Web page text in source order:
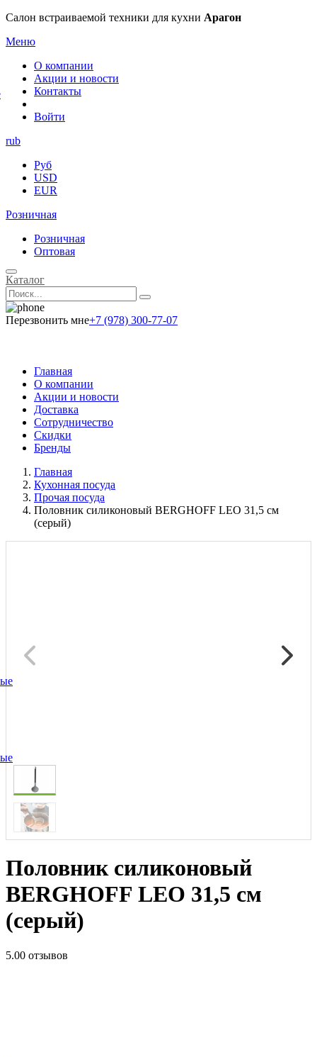
Салон встраиваемой техники для кухни Арагон
Меню
О компании
Акции и новости
Контакты
Войти
rub
Руб
USD
EUR
Розничная
Розничная
Оптовая
Каталог
Перезвонить мне+7 (978) 300-77-07
Главная
О компании
Акции и новости
Доставка
Сотрудничество
Скидки
Бренды
Главная
Кухонная посуда
Прочая посуда
Половник силиконовый BERGHOFF LEO 31,5 см
(серый)
Половник силиконовый
BERGHOFF LEO 31,5 см
(серый)
5.00 отзывов